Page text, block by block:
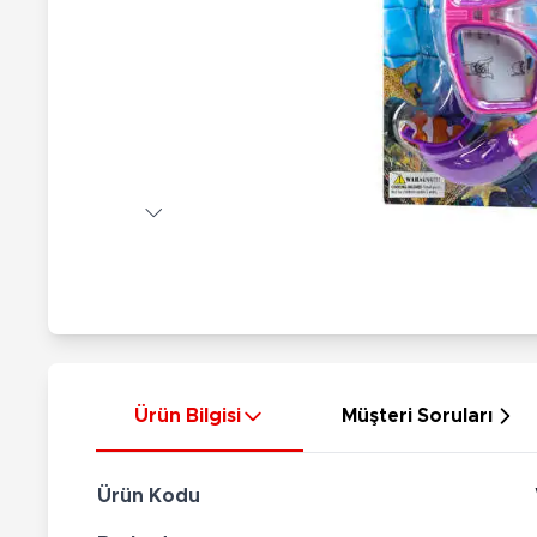
Silah Setleri
Kılıç Setleri
Ok Setleri
Ürün Bilgisi Müşteri Soruları
Ürün Kodu